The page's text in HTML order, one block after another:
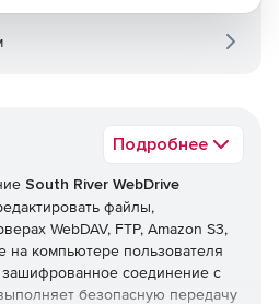
Подробнее
South River WebDrive
файлы,
WebDAV, FTP, Amazon S3,
на компьютере пользователя
зашифрованное соединение с
безопасную передачу